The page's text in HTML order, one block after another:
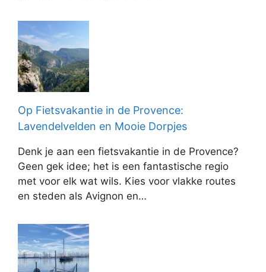
Op Fietsvakantie in de Provence:
Lavendelvelden en Mooie Dorpjes
Denk je aan een fietsvakantie in de Provence?
Geen gek idee; het is een fantastische regio
met voor elk wat wils. Kies voor vlakke routes
en steden als Avignon en…